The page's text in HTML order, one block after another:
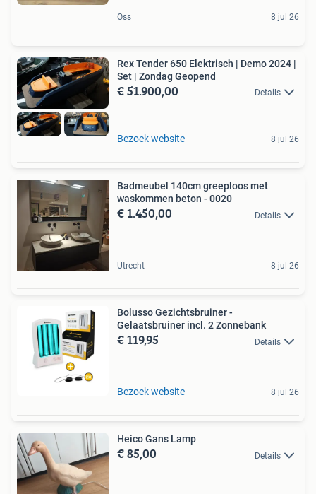
Oss 8 jul 26
Rex Tender 650 Elektrisch | Demo 2024 |
Set | Zondag Geopend
€ 51.900,00 Details
Bezoek website 8 jul 26
Badmeubel 140cm greeploos met
waskommen beton - 0020
€ 1.450,00 Details
Utrecht 8 jul 26
Bolusso Gezichtsbruiner -
Gelaatsbruiner incl. 2 Zonnebank
€ 119,95 Details
Bezoek website 8 jul 26
Heico Gans Lamp
€ 85,00 Details